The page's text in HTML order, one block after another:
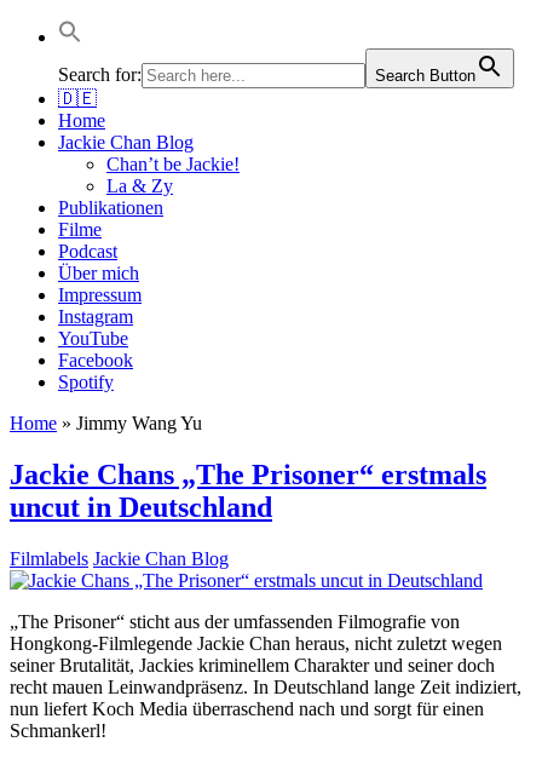
Jackie Chan Deutschland | Thorsten Boose
Autor & Jackie-Chan-Historiker
Search for:
Search Button
🇩🇪
Home
Jackie Chan Blog
Chan’t be Jackie!
La & Zy
Publikationen
Filme
Podcast
Über mich
Impressum
Instagram
YouTube
Facebook
Spotify
Home » Jimmy Wang Yu
Jackie Chans „The Prisoner“ erstmals
uncut in Deutschland
Filmlabels Jackie Chan Blog
„The Prisoner“ sticht aus der umfassenden Filmografie von
Hongkong-Filmlegende Jackie Chan heraus, nicht zuletzt wegen
seiner Brutalität, Jackies kriminellem Charakter und seiner doch
recht mauen Leinwandpräsenz. In Deutschland lange Zeit indiziert,
nun liefert Koch Media überraschend nach und sorgt für einen
Schmankerl!